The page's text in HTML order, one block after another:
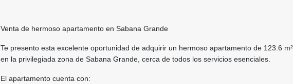
Venta de hermoso apartamento en Sabana Grande
Te presento esta excelente oportunidad de adquirir un hermoso apartamento de 123.6
en la privilegiada zona de Sabana Grande, cerca de todos los servicios esenciales.
El apartamento cuenta con: